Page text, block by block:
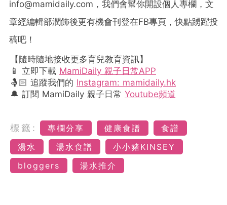
info@mamidaily.com ，我們會幫你開設個人專欄，文
章經編輯部潤飾後更有機會刊登在FB專頁，快點踴躍投
稿吧！
【隨時隨地接收更多育兒教育資訊】
📱 立即下載 MamiDaily 親子日常APP
🤱🏻 追蹤我們的 Instagram: mamidaily.hk
🔔 訂閱 MamiDaily 親子日常 Youtube頻道
標籤: 專欄分享 健康食譜
食譜
湯水
湯水食譜
小小豬KINSEY
bloggers
湯水推介